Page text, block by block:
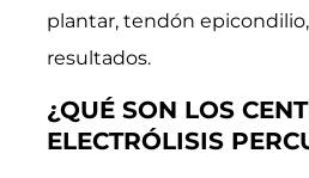
plantar, tendón
resultados.
¿QUÉ SON LOS
ELECTRÓLISIS